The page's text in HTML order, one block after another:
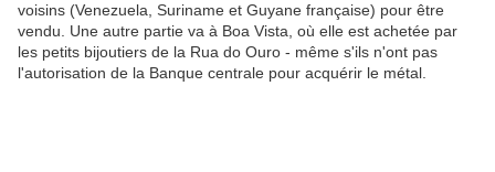
voisins (Venezuela, Suriname et Guyane française) pour être
vendu. Une autre partie va à Boa Vista, où elle est achetée par
les petits bijoutiers de la Rua do Ouro - même s'ils n'ont pas
l'autorisation de la Banque centrale pour acquérir le métal.